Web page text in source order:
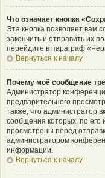
Что означает кнопка
Эта кнопка позволяет вам
закончить и отправить их
перейдите в параграф
Вернуться к началу
Почему моё сообщение
Администратор
предварительного
также, что администратор
сообщения которых, по
просмотрены перед
администратором
информации.
Вернуться к началу